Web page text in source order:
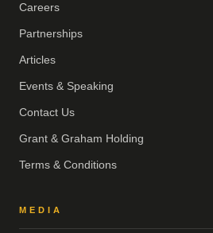
Careers
Partnerships
Articles
Events & Speaking
Contact Us
Grant & Graham Holding
Terms & Conditions
MEDIA